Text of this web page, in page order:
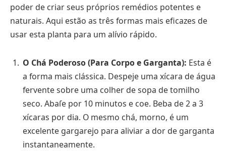
poder de criar seus próprios remédios potentes e
naturais. Aqui estão as três formas mais eficazes de
usar esta planta para um alívio rápido.
O Chá Poderoso (Para Corpo e Garganta): Esta é
a forma mais clássica. Despeje uma xícara de água
fervente sobre uma colher de sopa de tomilho
seco. Abaſe por 10 minutos e coe. Beba de 2 a 3
xícaras por dia. O mesmo chá, morno, é um
excelente gargarejo para aliviar a dor de garganta
instantaneamente.